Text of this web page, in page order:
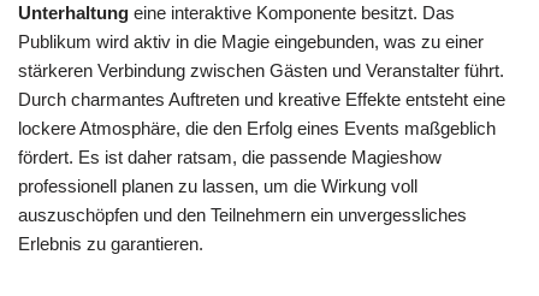
Unterhaltung eine interaktive Komponente besitzt. Das
Publikum wird aktiv in die Magie eingebunden, was zu einer
stärkeren Verbindung zwischen Gästen und Veranstalter führt.
Durch charmantes Auftreten und kreative Effekte entsteht eine
lockere Atmosphäre, die den Erfolg eines Events maßgeblich
fördert. Es ist daher ratsam, die passende Magieshow
professionell planen zu lassen, um die Wirkung voll
auszuschöpfen und den Teilnehmern ein unvergessliches
Erlebnis zu garantieren.